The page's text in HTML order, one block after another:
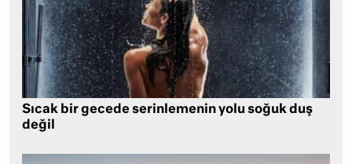
Sıcak bir gecede serinlemenin yolu soğuk duş
değil